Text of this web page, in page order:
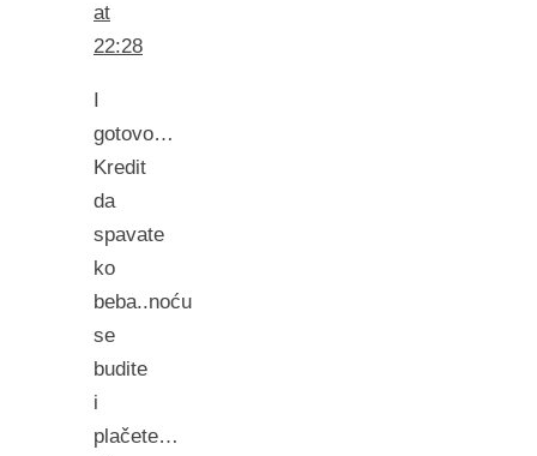
at
22:28
I
gotovo…
Kredit
da
spavate
ko
beba..noću
se
budite
i
plačete…